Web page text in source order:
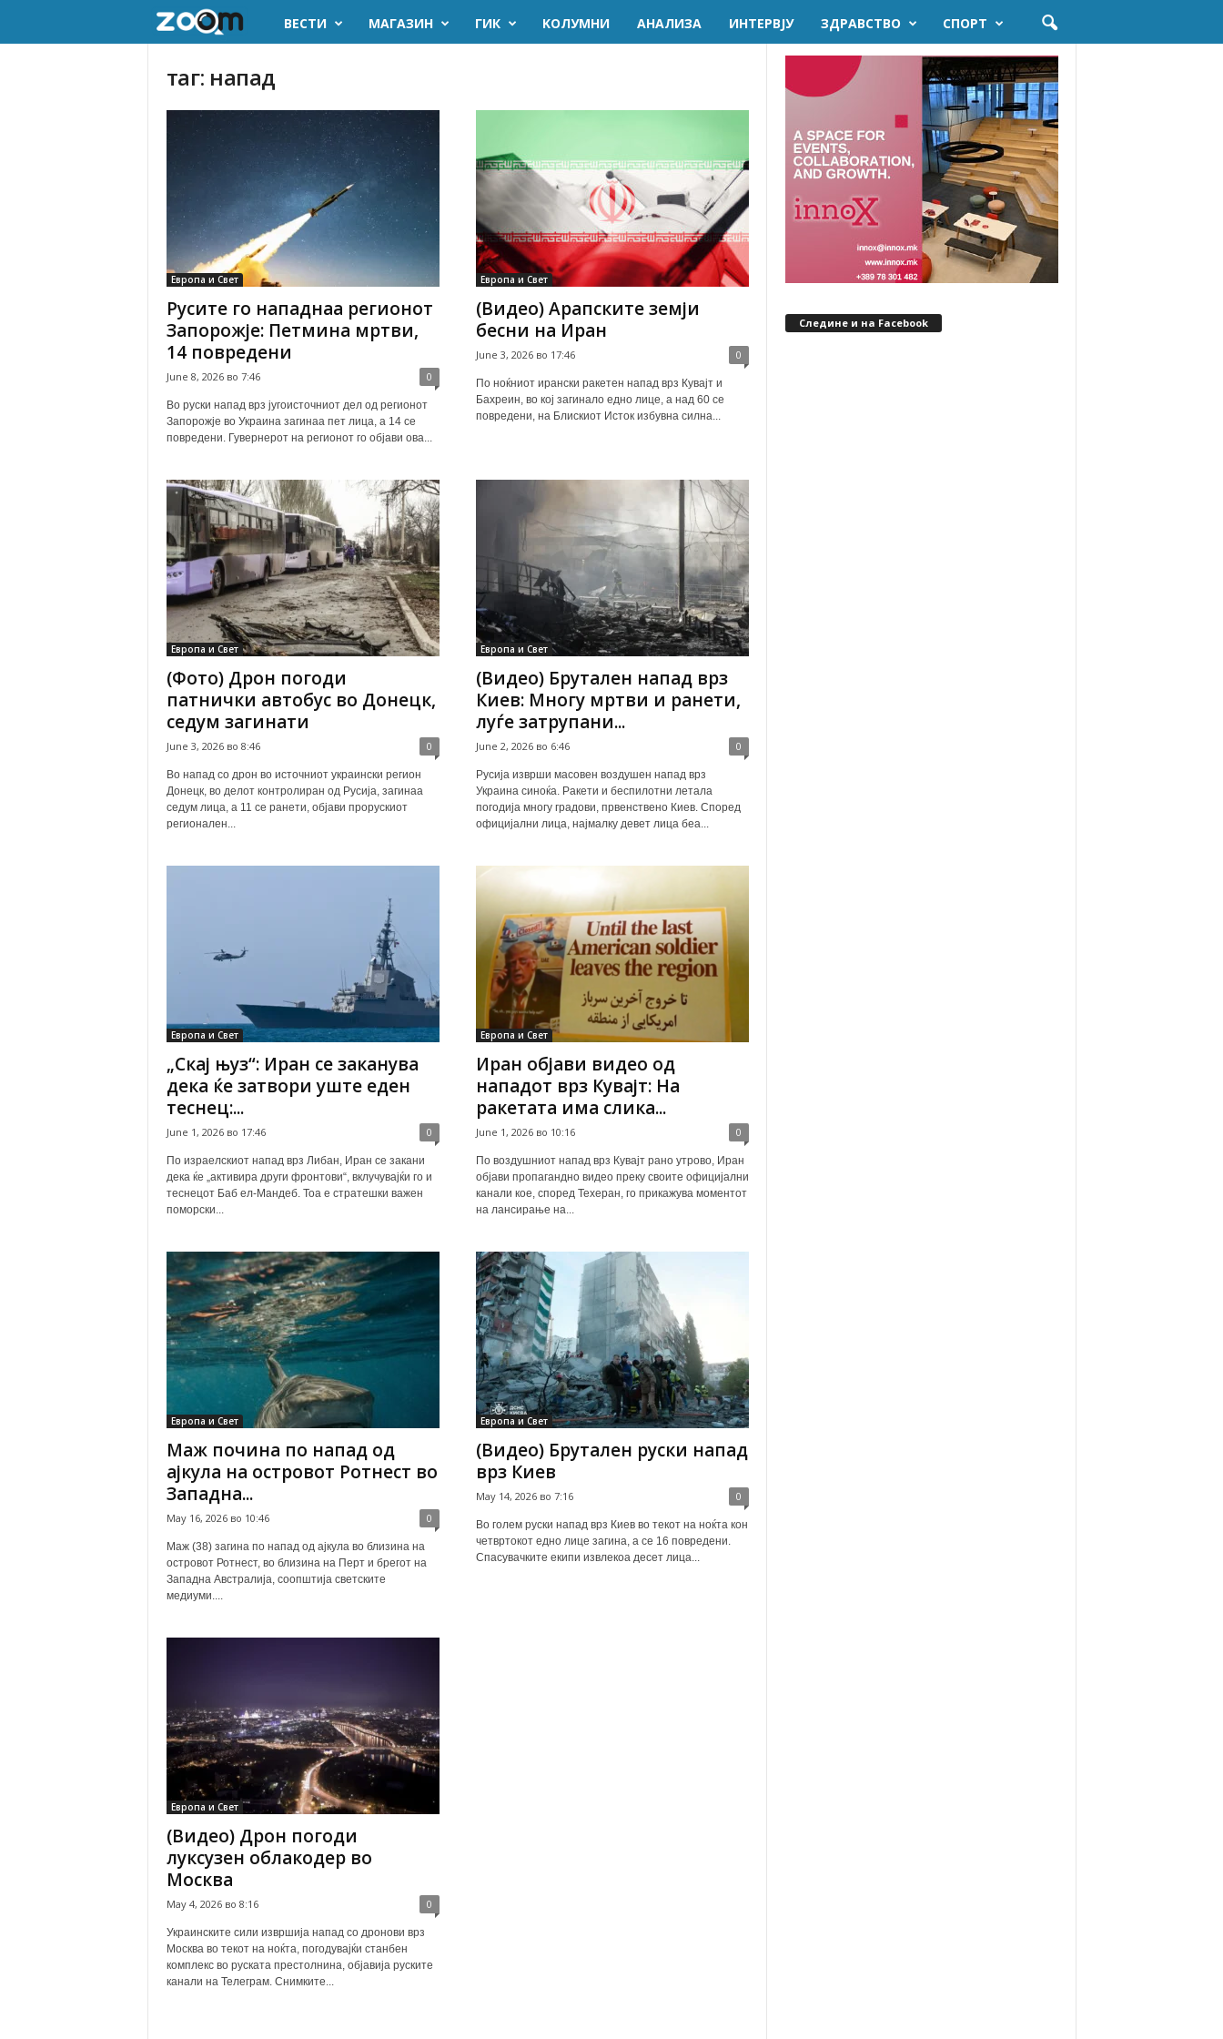
m
k
ВЕСТИ МАГАЗИН ГИК KОЛУМНИ AНАЛИЗА ИНТЕРВЈУ ЗДРАВСТВО СПОРТ
таг: напад
Европа и Свет
Русите го нападнаа регионот
Запорожје: Петмина мртви,
14 повредени
June 8, 2026 во 7:46 0
Во руски напад врз југоисточниот дел од регионот
Запорожје во Украина загинаа пет лица, а 14 се
повредени. Гувернерот на регионот го објави ова...
Европа и Свет
(Видео) Арапските земји
бесни на Иран
June 3, 2026 во 17:46 0
По ноќниот ирански ракетен напад врз Кувајт и
Бахреин, во кој загинало едно лице, а над 60 се
повредени, на Блискиот Исток избувна силна...
Европа и Свет
(Фото) Дрон погоди
патнички автобус во Донецк,
седум загинати
June 3, 2026 во 8:46 0
Во напад со дрон во источниот украински регион
Донецк, во делот контролиран од Русија, загинаа
седум лица, а 11 се ранети, објави прорускиот
регионален...
Европа и Свет
(Видео) Брутален напад врз
Киев: Многу мртви и ранети,
луѓе затрупани...
June 2, 2026 во 6:46 0
Русија изврши масовен воздушен напад врз
Украина синоќа. Ракети и беспилотни летала
погодија многу градови, првенствено Киев. Според
официјални лица, најмалку девет лица беа...
Европа и Свет
„Скај њуз“: Иран се заканува
дека ќе затвори уште еден
теснец:...
June 1, 2026 во 17:46 0
По израелскиот напад врз Либан, Иран се закани
дека ќе „активира други фронтови“, вклучувајќи го и
теснецот Баб ел-Мандеб. Тоа е стратешки важен
поморски...
Европа и Свет
Иран објави видео од
нападот врз Кувајт: На
ракетата има слика...
June 1, 2026 во 10:16 0
По воздушниот напад врз Кувајт рано утрово, Иран
објави пропагандно видео преку своите официјални
канали кое, според Техеран, го прикажува моментот
на лансирање на...
Европа и Свет
Маж почина по напад од
ајкула на островот Ротнест во
Западна...
May 16, 2026 во 10:46 0
Маж (38) загина по напад од ајкула во близина на
островот Ротнест, во близина на Перт и брегот на
Западна Австралија, соопштија светските
медиуми....
Европа и Свет
(Видео) Брутален руски напад
врз Киев
May 14, 2026 во 7:16 0
Во голем руски напад врз Киев во текот на ноќта кон
четвртокот едно лице загина, а се 16 повредени.
Спасувачките екипи извлекоа десет лица...
Европа и Свет
(Видео) Дрон погоди
луксузен облакодер во
Москва
May 4, 2026 во 8:16 0
Украинските сили извршија напад со дронови врз
Москва во текот на ноќта, погодувајќи станбен
комплекс во руската престолнина, објавија руските
канали на Телеграм. Снимките...
Следине и на Facebook